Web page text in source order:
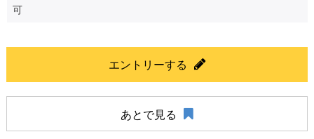
可
エントリーする
あとで見る